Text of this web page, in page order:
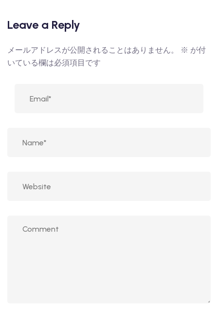
Leave a Reply
メールアドレスが公開されることはありません。 ※ が付
いている欄は必須項目です